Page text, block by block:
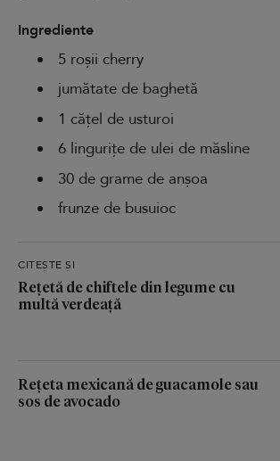
Ingrediente
5 roșii cherry
jumătate de baghetă
1 cățel de usturoi
6 lingurițe de ulei de măsline
30 de grame de anșoa
frunze de busuioc
CITEȘTE ȘI
Rețetă de chiftele din legume cu
multă verdeață
Rețeta mexicană de guacamole sau
sos de avocado